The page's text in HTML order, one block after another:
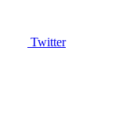
Twitter